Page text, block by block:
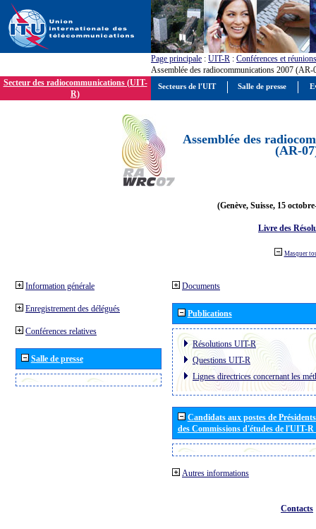
Page principale : UIT-R : Conférences et réunions
Assemblée des radiocommunications 2007 (AR-
Secteur des radiocommunications (UIT-
R)
Assemblée des
(AR-
(Genève, Suisse, 15
Livre des
Masquer
Information générale
Enregistrement des délégués
Conférences relatives
Salle de presse
Documents
Publications
Résolutions UIT-R
Questions UIT-R
Lignes directrices concernant les
Candidats aux postes de
des Commissions d'études de l'UIT-
Autres informations
Contacts
Secteurs de l'UIT Salle de presse